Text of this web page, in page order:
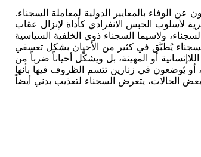
بالمعايير الدولية لمعاملة السجناء.
لأسلوب الحبس الانفرادي كأداة لإنزال عقاب
يُطبَّق في كثير من الأحيان بشكل تعسفي
أو المهينة، بل ويشكِّل أحياناً ضرباً من
يُوضعون في زنازين تتسم الظروف فيها بأنها